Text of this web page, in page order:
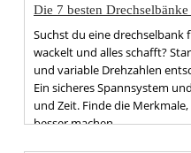
Die 7 besten
Suchst du eine
wackelt und alles schafft?
und variable Drehzahlen
Ein sicheres Spannsystem
und Zeit. Finde die
besser machen.